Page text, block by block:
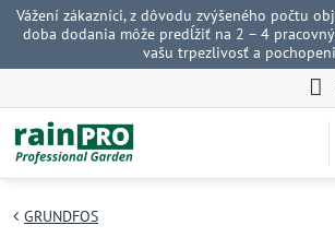
Vážení zákazníci, z dôvodu zvýšeného počtu
doba dodania môže predĺžiť na 2 – 4
vašu trpezlivosť a
GRUNDFOS